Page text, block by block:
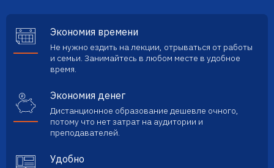
Экономия времени
Не нужно ездить на лекции, отрываться от работы
и семьи. Занимайтесь в любом месте в удобное
время.
Экономия денег
Дистанционное образование дешевле очного,
потому что нет затрат на аудитории и
преподавателей.
Удобно